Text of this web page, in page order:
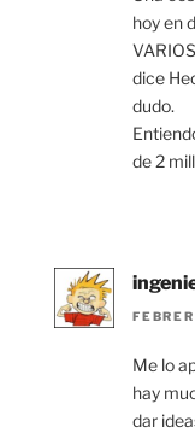
hoy en
dice
dudo.
de 2
Me lo
hay
dar